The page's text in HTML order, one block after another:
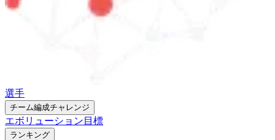
選手
チーム編成チャレンジ
エボリューション 目標
ランキング